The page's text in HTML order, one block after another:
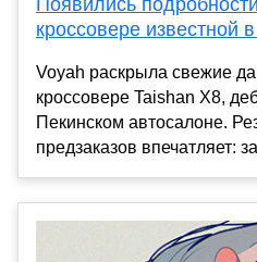
кроссовере известной
Voyah раскрыла свежие
кроссовере Taishan X8,
Пекинском автосалоне.
предзаказов впечатляет: